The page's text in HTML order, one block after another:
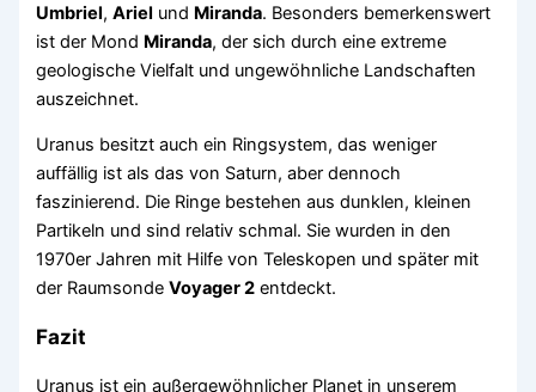
Umbriel,Ariel und Miranda. Besonders bemerkenswert
ist der Mond Miranda, der sich durch eine extreme
geologische Vielfalt und ungewöhnliche Landschaften
auszeichnet.
Uranus besitzt auch ein Ringsystem, das weniger
auffällig ist als das von Saturn, aber dennoch
faszinierend. Die Ringe bestehen aus dunklen, kleinen
Partikeln und sind relativ schmal. Sie wurden in den
1970er Jahren mit Hilfe von Teleskopen und später mit
der RaumsondeVoyager 2 entdeckt.
Fazit
Uranus ist ein außergewöhnlicher Planet in unserem